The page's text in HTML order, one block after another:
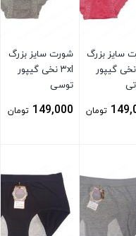
سایز بزرگ
۳xl نخی گیپور
تومان
شورت سایز بزرگ
۳xl نخی گیپور
توسی
149,000 تومان